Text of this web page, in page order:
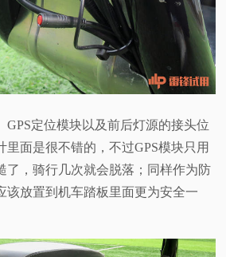
GPS定位模块以及前后灯源的接头位
里面是很不错的，不过GPS模块只用
了，骑行几次就会脱落；同样作为防
该放置到机车踏板里面更为安全一